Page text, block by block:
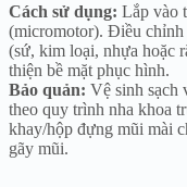
Cách sử dụng: Lắp vào
(micromotor). Điều
(sứ, kim loại, nhựa hoặc
thiện bề mặt phục hình.
Bảo quản: Vệ sinh sạch
theo quy trình nha khoa
khay/hộp đựng mũi mài
gãy mũi.